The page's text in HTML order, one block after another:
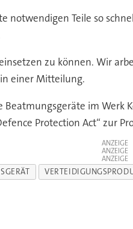
Teile so
zu können. Wir
einer Mitteilung.
im Werk
Protection Act“ zur
ANZEIGE
ANZEIGE
ANZEIGE